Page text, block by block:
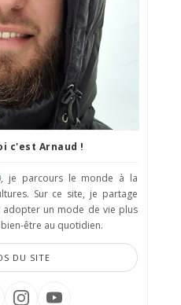
c'est Arnaud !
, je parcours le monde à la
Sur ce site, je partage
un mode de vie plus
être au quotidien.
DU SITE